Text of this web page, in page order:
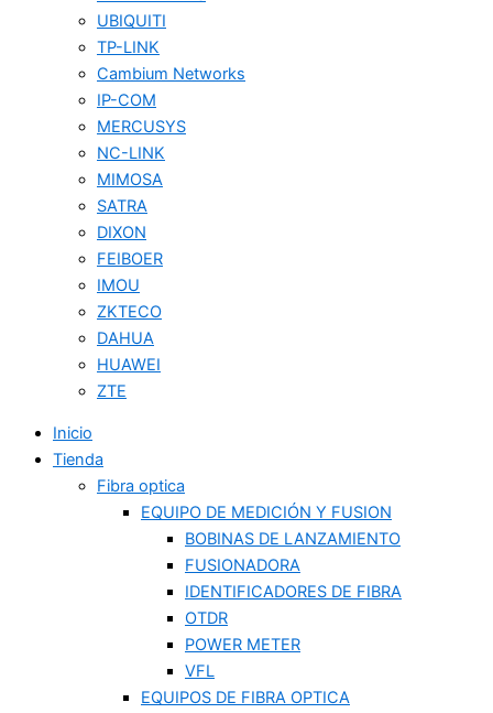
UBIQUITI
TP-LINK
Cambium Networks
IP-COM
MERCUSYS
NC-LINK
MIMOSA
SATRA
DIXON
FEIBOER
IMOU
ZKTECO
DAHUA
HUAWEI
ZTE
Inicio
Tienda
Fibra optica
EQUIPO DE MEDICIÓN Y FUSION
BOBINAS DE LANZAMIENTO
FUSIONADORA
IDENTIFICADORES DE FIBRA
OTDR
POWER METER
VFL
EQUIPOS DE FIBRA OPTICA